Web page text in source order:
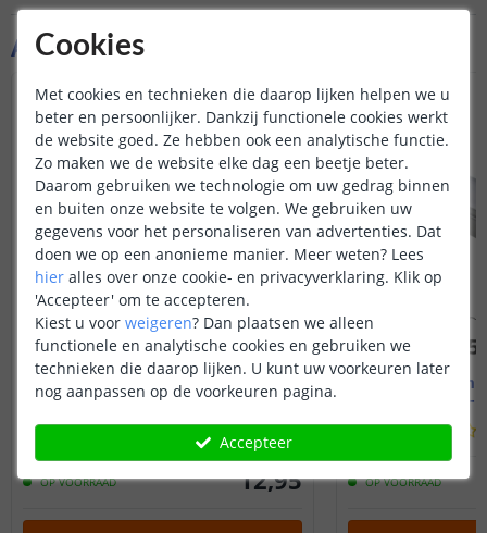
Aanvullende producten
1M - compleet profiel
Opbouw - smal en laag
(70 reviews)
OP VOORRAAD 12,95
2M -
Opbouw -
OP VOORRAAD
Cookies
Met cookies en technieken die daarop lijken helpen we u
beter en persoonlijker. Dankzij functionele cookies werkt
de website goed. Ze hebben ook een analytische functie.
Zo maken we de website elke dag een beetje beter.
Daarom gebruiken we technologie om uw gedrag binnen
en buiten onze website te volgen. We gebruiken uw
gegevens voor het personaliseren van advertenties. Dat
doen we op een anonieme manier. Meer weten? Lees
hier alles over onze cookie- en privacyverklaring. Klik op
'Accepteer' om te accepteren.
Kiest u voor weigeren? Dan plaatsen we alleen
functionele en analytische cookies en gebruiken we
technieken die daarop lijken. U kunt uw voorkeuren later
nog aanpassen op de voorkeuren pagina.
Accepteer